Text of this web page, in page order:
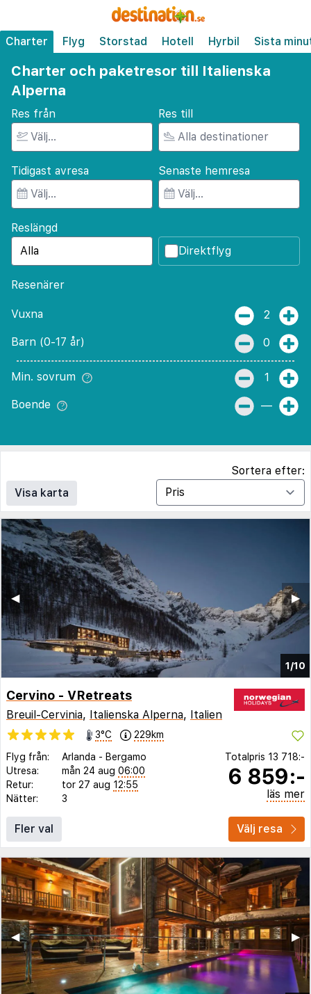
Charter Flyg Storstad Hotell Hyrbil Sista
Charter och paketresor till Italienska
Alperna
Res från Res till
Tidigast avresa Senaste hemresa
Reslängd
Direktflyg
Resenärer
Vuxna 2
Barn (0-17 år) 0
Min. sovrum 1
Boende —
Visa karta
Sortera efter:
1/10
▶︎
◀︎
Cervino - VRetreats
Breuil-Cervinia, Italienska Alperna, Italien
3°C
229km
Flyg från:
Arlanda - Bergamo
Utresa:
mån 24 aug 06:00
Retur:
tor 27 aug 12:55
Nätter:
3
Totalpris 13 718:-
6 859:-
läs mer
Fler val Välj resa
▶︎
◀︎